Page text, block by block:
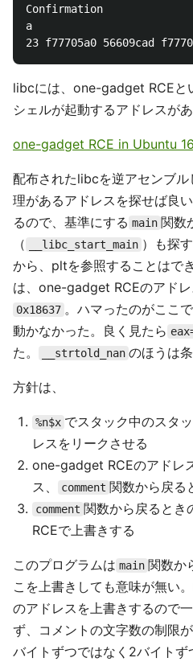
Confirmation
a
libcには、one-gadget RCEと
シェルが起動するアドレスがあ
one-gadget RCE in Ubuntu
配布されたlibcを逆アセンブ
理があるアドレスを探せば良
るので、基準にする main 関数
（
__libc_start_main ）も探
から、pltを参照することはで
は、one-gadget RCEのアド
0x18637 。ハマったのがここで
動かなかった。良く見たら
た。
__strtold_nan のほうは
方針は、
%n$x でスタック中のスタ
レスをリークさせる
one-gadget RCEのアドレス
ス、
comment 関数から戻る
comment 関数から戻ると
RCEで上書きする
このプログラムは main 関数か
こを上書きしても意味が無い。
のアドレスを上書きするので
ず、コメントの文字数の制限
バイトずつではなく2バイトず